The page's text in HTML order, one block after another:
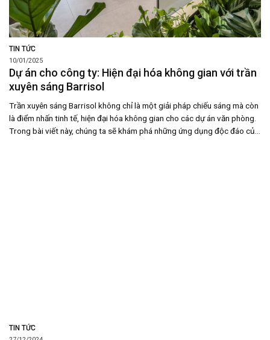
TIN TỨC
10/01/2025
Dự án cho công ty: Hiện đại hóa không gian với trần
xuyên sáng Barrisol
Trần xuyên sáng Barrisol không chỉ là một giải pháp chiếu sáng mà còn
là điểm nhấn tinh tế, hiện đại hóa không gian cho các dự án văn phòng.
Trong bài viết này, chúng ta sẽ khám phá những ứng dụng độc đáo của
TIN TỨC